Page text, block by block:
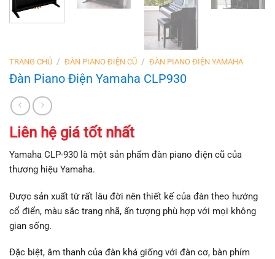
TRANG CHỦ / ĐÀN PIANO ĐIỆN CŨ / ĐÀN PIANO ĐIỆN YAMAHA
Đàn Piano Điện Yamaha CLP930
Liên hệ giá tốt nhất
Yamaha CLP-930 là một sản phẩm đàn piano điện cũ của
thương hiệu Yamaha.
Được sản xuất từ rất lâu đời nên thiết kế của đàn theo hướng
cổ điển, màu sắc trang nhã, ấn tượng phù hợp với mọi không
gian sống.
Đặc biệt, âm thanh của đàn khá giống với đàn cơ, bàn phím